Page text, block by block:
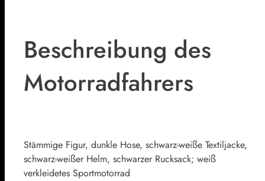
Beschreibung des
Motorradfahrers
Stämmige Figur, dunkle Hose, schwarz-weiße Textiljacke,
schwarz-weißer Helm, schwarzer Rucksack; weiß
verkleidetes Sportmotorrad